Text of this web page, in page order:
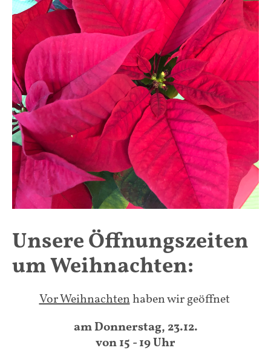
Unsere Öffnungszeiten
um Weihnachten:
Vor Weihnachtenhaben wir geöffnet
am Donnerstag, 23.12.
von 15 - 19 Uhr